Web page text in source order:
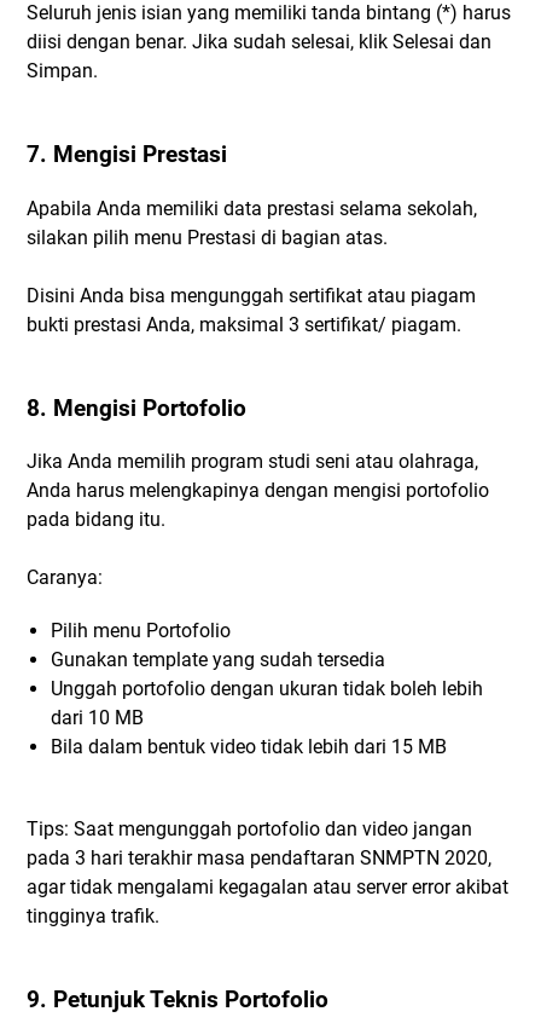
Seluruh jenis isian yang memiliki tanda bintang (*) harus
diisi dengan benar. Jika sudah selesai, klik Selesai dan
Simpan.
7. Mengisi Prestasi
Apabila Anda memiliki data prestasi selama sekolah,
silakan pilih menu Prestasi di bagian atas.
Disini Anda bisa mengunggah sertifikat atau piagam
bukti prestasi Anda, maksimal 3 sertifikat/ piagam.
8. Mengisi Portofolio
Jika Anda memilih program studi seni atau olahraga,
Anda harus melengkapinya dengan mengisi portofolio
pada bidang itu.
Caranya:
Pilih menu Portofolio
Gunakan template yang sudah tersedia
Unggah portofolio dengan ukuran tidak boleh lebih
dari 10 MB
Bila dalam bentuk video tidak lebih dari 15 MB
Tips: Saat mengunggah portofolio dan video jangan
pada 3 hari terakhir masa pendaftaran SNMPTN 2020,
agar tidak mengalami kegagalan atau server error akibat
tingginya trafik.
9. Petunjuk Teknis Portofolio